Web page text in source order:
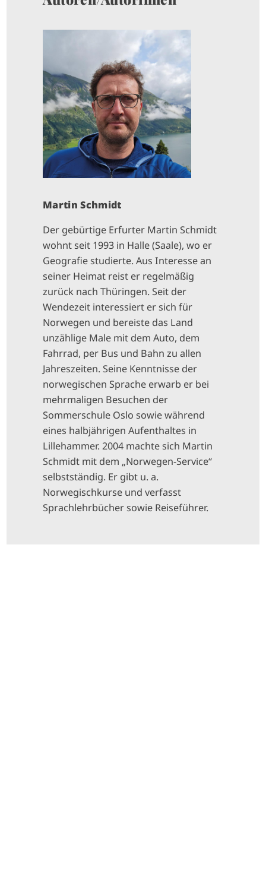
A
G
E
Martin Schmidt
Der gebürtige Erfurter Martin Schmidt
wohnt seit 1993 in Halle (Saale), wo er
Geografie studierte. Aus Interesse an
seiner Heimat reist er regelmäßig
zurück nach Thüringen. Seit der
Wendezeit interessiert er sich für
Norwegen und bereiste das Land
unzählige Male mit dem Auto, dem
Fahrrad, per Bus und Bahn zu allen
Jahreszeiten. Seine Kenntnisse der
norwegischen Sprache erwarb er bei
mehrmaligen Besuchen der
Sommerschule Oslo sowie während
eines halbjährigen Aufenthaltes in
Lillehammer. 2004 machte sich Martin
Schmidt mit dem „Norwegen-Service“
selbstständig. Er gibt u. a.
Norwegischkurse und verfasst
Sprachlehrbücher sowie Reiseführer.